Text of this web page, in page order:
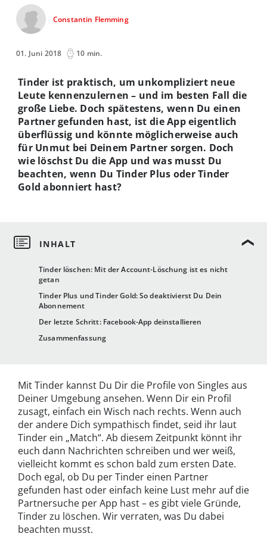
Constantin Flemming
01. Juni 2018 10 min.
Tinder löschen: Mit der Account-Löschung ist es nicht
getan
Tinder Plus und Tinder Gold: So deaktivierst Du Dein
Abonnement
Der letzte Schritt: Facebook-App deinstallieren
Zusammenfassung
Tinder ist praktisch, um unkompliziert neue
Leute kennenzulernen – und im besten Fall die
große Liebe. Doch spätestens, wenn Du einen
Partner gefunden hast, ist die App eigentlich
überflüssig und könnte möglicherweise auch
für Unmut bei Deinem Partner sorgen. Doch
wie löschst Du die App und was musst Du
beachten, wenn Du Tinder Plus oder Tinder
Gold abonniert hast?
Mit Tinder kannst Du Dir die Profile von Singles aus
Deiner Umgebung ansehen. Wenn Dir ein Profil
zusagt, einfach ein Wisch nach rechts. Wenn auch
der andere Dich sympathisch findet, seid ihr laut
Tinder ein „Match“. Ab diesem Zeitpunkt könnt ihr
euch dann Nachrichten schreiben und wer weiß,
vielleicht kommt es schon bald zum ersten Date.
Doch egal, ob Du per Tinder einen Partner
gefunden hast oder einfach keine Lust mehr auf die
Partnersuche per App hast – es gibt viele Gründe,
Tinder zu löschen. Wir verraten, was Du dabei
beachten musst.